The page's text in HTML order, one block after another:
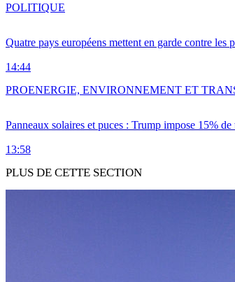
Quatre pays européens mettent en garde contre les
14:44
POLITIQUE
Panneaux solaires et puces : Trump impose 15%
13:58
PROENERGIE, ENVIRONNEMENT ET
PLUS DE CETTE SECTION